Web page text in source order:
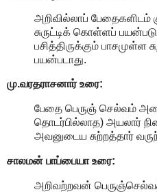
அறிவில்லாப் பேதைகளிடம்
சுருட்டிக் கொள்ளப்
பசித்திருக்கும் பாசமுள்ள
பயன்படாது.
மு.வரதராசனார்உரை:
பேதை பெருஞ் செல்வம்
தொடர்பில்லாத) அயலார்
அவனுடைய சுற்றத்தார்
சாலமன் பாப்பையா உரை:
அறிவற்றவன்